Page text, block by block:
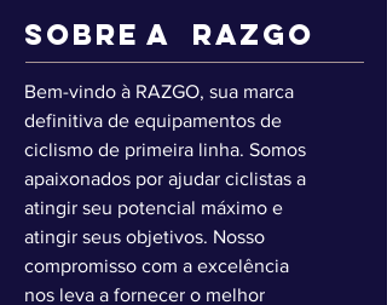
SOBRE A RAZGO
Bem-vindo à RAZGO, sua marca
definitiva de equipamentos de
ciclismo de primeira linha. Somos
apaixonados por ajudar ciclistas a
atingir seu potencial máximo e
atingir seus objetivos. Nosso
compromisso com a excelência
nos leva a fornecer o melhor